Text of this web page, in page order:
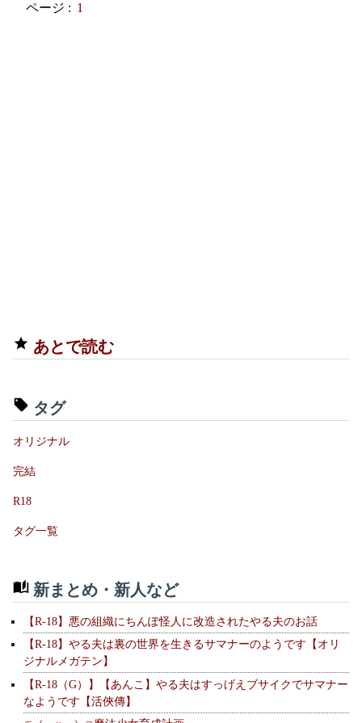
ページ : 1
あとで読む
タグ
オリジナル
完結
R18
タグ一覧
新まとめ・新人など
【R-18】悪の組織にちんぽ怪人に改造されたやる夫のお話
【R-18】やる夫は裏の世界を生きるサマナーのようです【オリ
ジナルメガテン】
【R-18（G）】【あんこ】やる夫はすっげえブサイクでサマナー
なようです【活俠傳】